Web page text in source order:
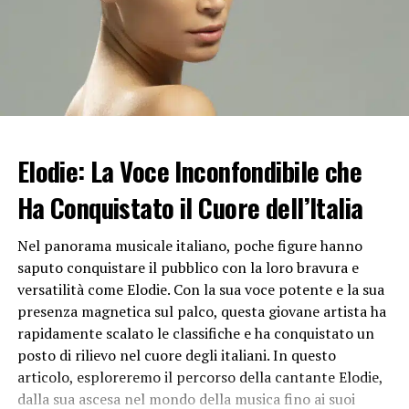
di Speranza, in occasione del quale la fidanzata
di Alberto è venuta a conoscenza di un nuovo video choc
di quest’ultimo.
A decidere di prendere parte al docu-reality sui
pubblico dichiara:“Dopo 16 anni non riesco ancora ad
faccio è: Speranza è quella giusta?”.E i dubbi del
fidanzato riaffiorano chiaramente nel video che
Marcuzziha mostrato nel quinto pinnettu a Speranza.
Una volta giunta al nuovo pinnettu in succinti bikini e
short aderenti, la bella Speranza ha preso visione del
“video incriminato” del fidanzato: sguardi languidi,
abbracci infuocati e unaproposta choctra Alberto e la
tentatrice Nunzia al villaggio dei fidanzati hanno
Elodie: La Voce Inconfondibile che
Ha Conquistato il Cuore dell’Italia
Nel panorama musicale italiano, poche figure hanno
saputo conquistare il pubblico con la loro bravura e
versatilità come Elodie. Con la sua voce potente e la sua
presenza magnetica sul palco, questa giovane artista ha
rapidamente scalato le classifiche e ha conquistato un
posto di rilievo nel cuore degli italiani. In questo
articolo, esploreremo il percorso della cantante Elodie,
dalla sua ascesa nel mondo della musica fino ai suoi